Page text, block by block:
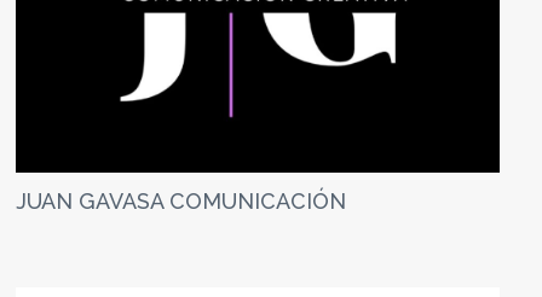
JUAN GAVASA COMUNICACIÓN